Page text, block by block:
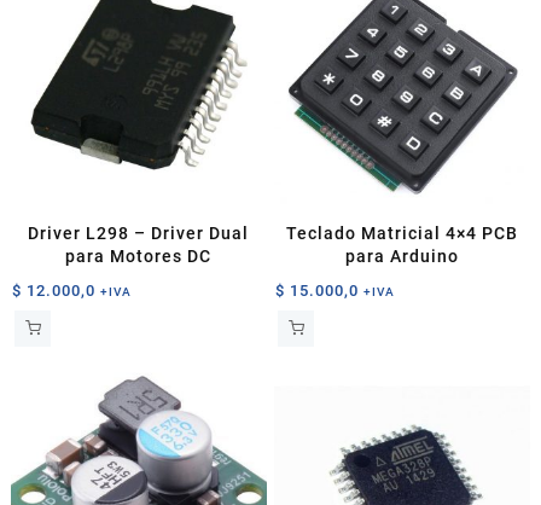
Driver L298 – Driver Dual
para Motores DC
$ 12.000,0 +IVA
Teclado Matricial 4×4 PCB
para Arduino
$ 15.000,0 +IVA